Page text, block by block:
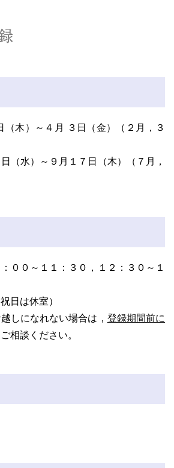
（木）～４月 ３日（金）（２月，３
（水）～９月１７日（木）（７月，
００～１１：３０，１２：３０～１
日は休室）
しになれない場合は， 登録期間前に
相談ください。